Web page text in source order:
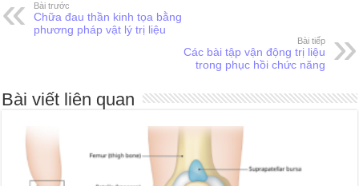
Bài trước
Chữa đau thần kinh tọa bằng
phương pháp vật lý trị liệu
Bài tiếp
Các bài tập vận động trị liệu
trong phục hồi chức năng
Bài viết liên quan